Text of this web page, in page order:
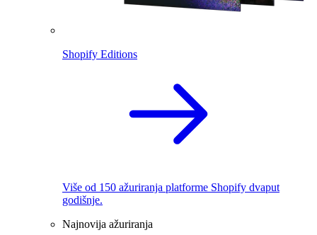
Shopify Editions
Više od 150 ažuriranja platforme Shopify dvaput
godišnje.
Najnovija ažuriranja